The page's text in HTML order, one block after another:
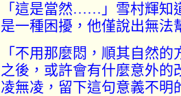
「這是當然…… 」雪村輝知
是一種困擾，他僅說出無法
「不用那麼悶，順其自然
之後，或許會有什麼意外
凌無凌，留下這句意義不明